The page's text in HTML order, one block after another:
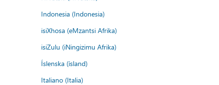
Indonesia (Indonesia)
isiXhosa (eMzantsi Afrika)
isiZulu (iNingizimu Afrika)
Íslenska (ísland)
Italiano (Italia)